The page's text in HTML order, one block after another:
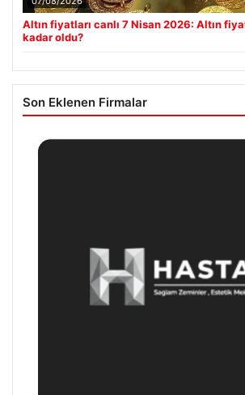
Altın fiyatları canlı 7 Nisan 2026: Altın
kadar oldu?
Son Eklenen Firmalar